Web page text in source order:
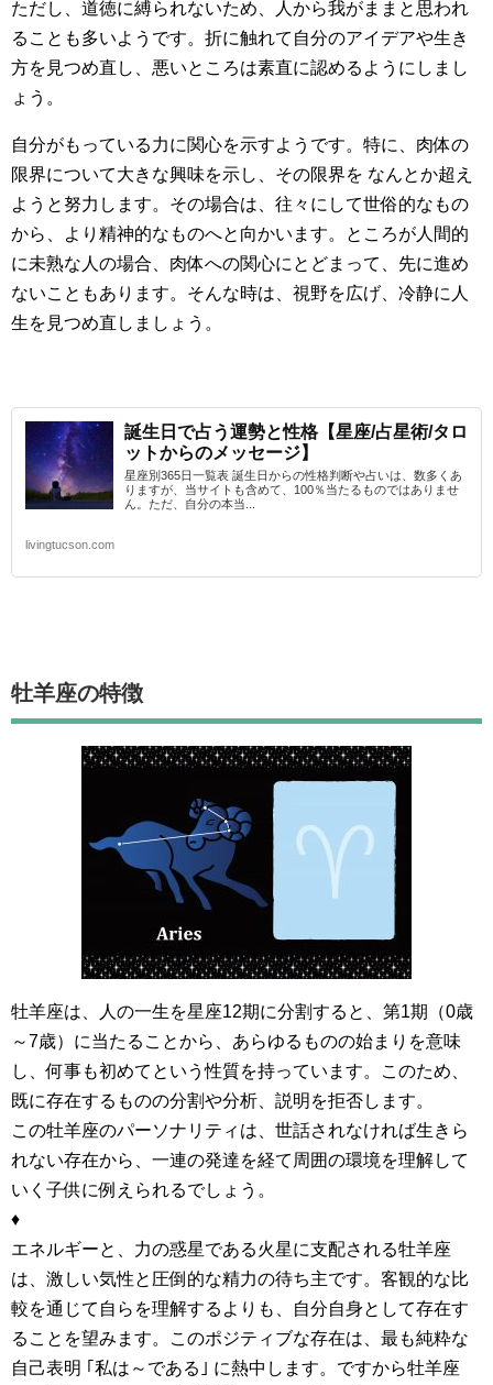
ただし、道徳に縛られないため、人から我がままと思われ
ることも多いようです。折に触れて自分のアイデアや生き
方を見つめ直し、悪いところは素直に認めるようにしまし
ょう。
自分がもっている力に関心を示すようです。特に、肉体の
限界について大きな興味を示し、その限界を なんとか超え
ようと努力します。その場合は、往々にして世俗的なもの
から、より精神的なものへと向かいます。ところが人間的
に未熟な人の場合、肉体への関心にとどまって、先に進め
ないこともあります。そんな時は、視野を広げ、冷静に人
生を見つめ直しましょう。
誕生日で占う運勢と性格【星座/占星術/タロ
ットからのメッセージ】
星座別365日一覧表 誕生日からの性格判断や占いは、数多くあ
りますが、当サイトも含めて、100％当たるものではありませ
ん。ただ、自分の本当...
livingtucson.com
牡羊座の特徴
牡羊座は、人の一生を星座12期に分割すると、第1期（0歳
～7歳）に当たることから、あらゆるものの始まりを意味
し、何事も初めてという性質を持っています。このため、
既に存在するものの分割や分析、説明を拒否します。
この牡羊座のパーソナリティは、世話されなければ生きら
れない存在から、一連の発達を経て周囲の環境を理解して
いく子供に例えられるでしょう。
♦
エネルギーと、力の惑星である火星に支配される牡羊座
は、激しい気性と圧倒的な精力の待ち主です。客観的な比
較を通じて自らを理解するよりも、自分自身として存在す
ることを望みます。このポジティブな存在は、最も純粋な
自己表明 ｢私は～である｣ に熱中します。ですから牡羊座